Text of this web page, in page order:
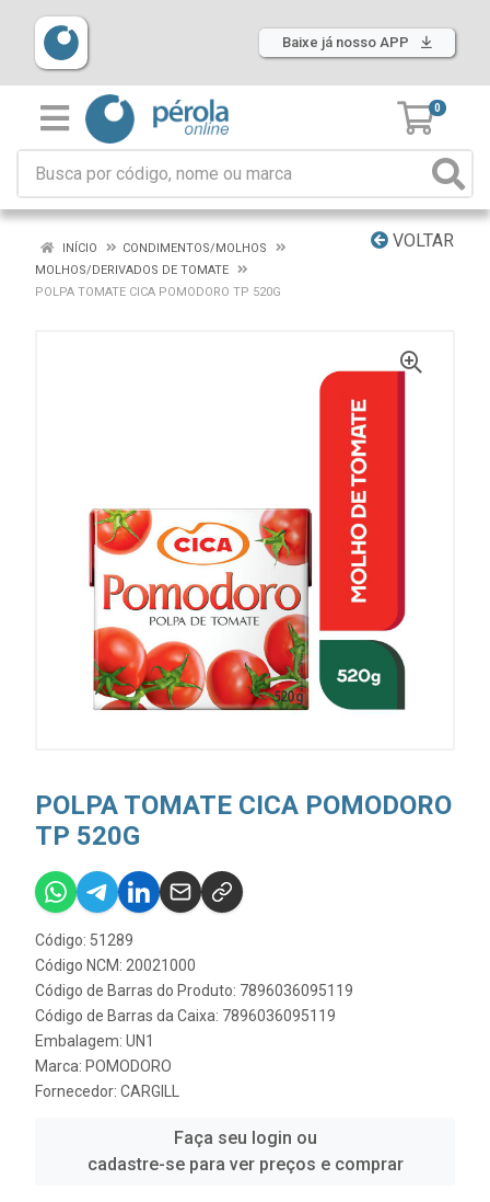
Baixe já nosso APP
0
VOLTAR
INÍCIO
CONDIMENTOS/MOLHOS
MOLHOS/DERIVADOS DE TOMATE
POLPA TOMATE CICA POMODORO TP 520G
POLPA TOMATE CICA POMODORO
TP 520G
Código: 51289
Código NCM: 20021000
Código de Barras do Produto: 7896036095119
Código de Barras da Caixa: 7896036095119
Embalagem: UN1
Marca: POMODORO
Fornecedor: CARGILL
Faça seu login ou
cadastre-se para ver preços e comprar